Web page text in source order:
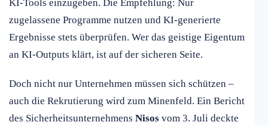
KI-Tools einzugeben. Die Empfehlung: Nur
zugelassene Programme nutzen und KI-generierte
Ergebnisse stets überprüfen. Wer das geistige Eigentum
an KI-Outputs klärt, ist auf der sicheren Seite.
Doch nicht nur Unternehmen müssen sich schützen –
auch die Rekrutierung wird zum Minenfeld. Ein Bericht
des Sicherheitsunternehmens Nisos vom 3. Juli deckte